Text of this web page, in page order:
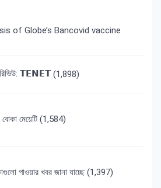
of Globe’s Bancovid vaccine
রিভিউ: 𝗧𝗘𝗡𝗘𝗧 (1,898)
মেয়েটি (1,584)
পাওয়ার খবর জানা যাচ্ছে (1,397)